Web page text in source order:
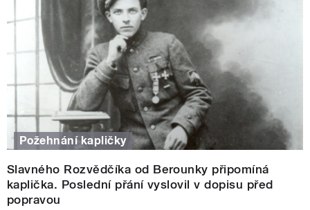
Požehnání kapličky
Slavného Rozvědčíka od Berounky připomíná
kaplička. Poslední přání vyslovil v dopisu před
popravou